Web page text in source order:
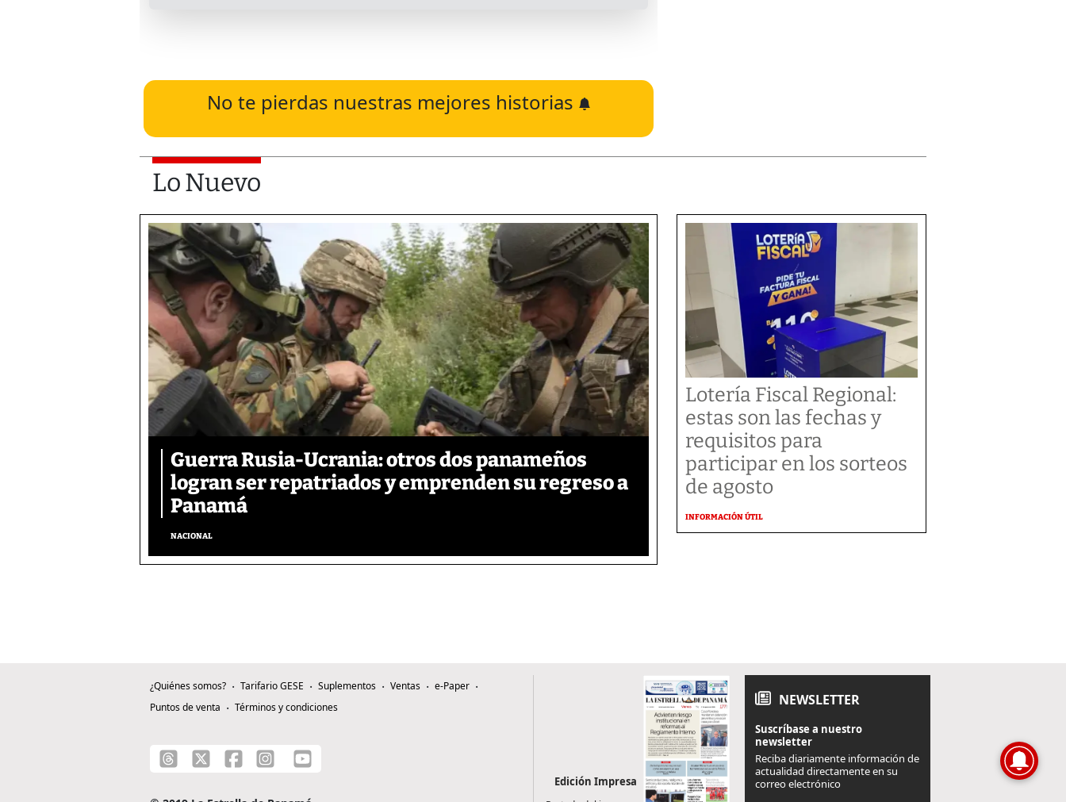
No te pierdas nuestras mejores historias
Lo Nuevo
Guerra Rusia-Ucrania: otros dos panameños
logran ser repatriados y emprenden su regreso a
Panamá
NACIONAL
Lotería Fiscal Regional:
estas son las fechas y
requisitos para
participar en los sorteos
de agosto
INFORMACIÓN ÚTIL
¿Quiénes somos? Tarifario GESE Suplementos Ventas
e-Paper
Puntos de venta
Términos y condiciones
Edición Impresa
NEWSLETTER
Suscríbase a nuestro
newsletter
Reciba diariamente información de
actualidad directamente en su
correo electrónico